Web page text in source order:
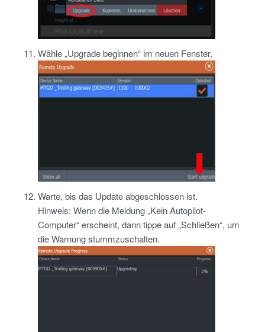
Wähle „Upgrade beginnen“ im neuen Fenster.
Warte, bis das Update abgeschlossen ist.
Hinweis: Wenn die Meldung „Kein Autopilot-
Computer“ erscheint, dann tippe auf „Schließen“, um
die Warnung stummzuschalten.